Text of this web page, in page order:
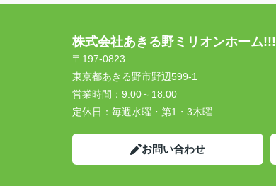
株式会社あきる野ミリオンホーム!!!
〒197-0823
東京都あきる野市野辺599-1
営業時間： 9:00～18:00
定休日： 毎週水曜・第1・3木曜
お問い合わせ